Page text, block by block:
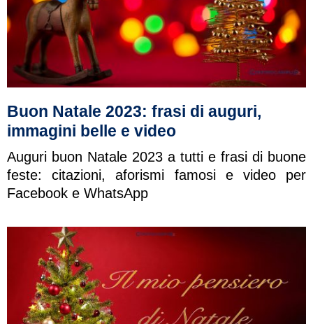
Buon Natale 2023: frasi di auguri,
immagini belle e video
Auguri buon Natale 2023 a tutti e frasi di buone
feste: citazioni, aforismi famosi e video per
Facebook e WhatsApp